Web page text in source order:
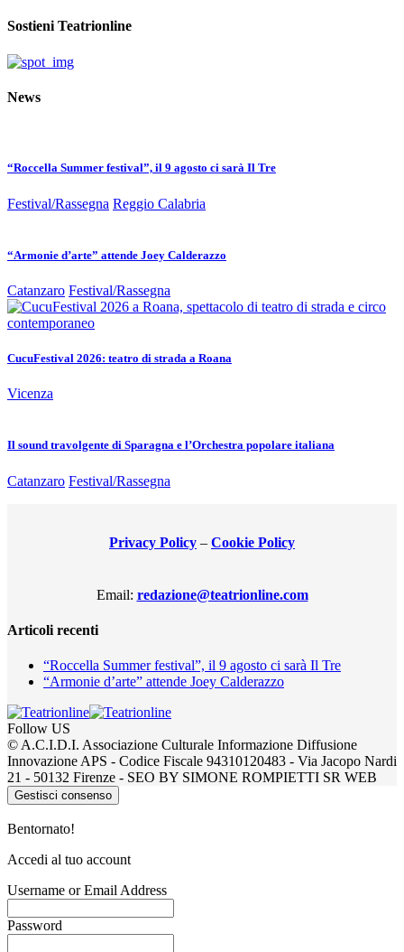
Sostieni Teatrionline
News
“Roccella Summer festival”, il 9 agosto ci sarà Il Tre
Festival/Rassegna Reggio Calabria
“Armonie d’arte” attende Joey Calderazzo
Catanzaro Festival/Rassegna
CucuFestival 2026: teatro di strada a Roana
Vicenza
Il sound travolgente di Sparagna e l’Orchestra popolare italiana
Catanzaro Festival/Rassegna
Privacy Policy – Cookie Policy
Email: redazione@teatrionline.com
Articoli recenti
“Roccella Summer festival”, il 9 agosto ci sarà Il Tre
“Armonie d’arte” attende Joey Calderazzo
Follow US
© A.C.I.D.I. Associazione Culturale Informazione Diffusione
Innovazione APS - Codice Fiscale 94310120483 - Via Jacopo Nardi
21 - 50132 Firenze - SEO BY SIMONE ROMPIETTI SR WEB
Gestisci consenso
Bentornato!
Accedi al tuo account
Username or Email Address
Password